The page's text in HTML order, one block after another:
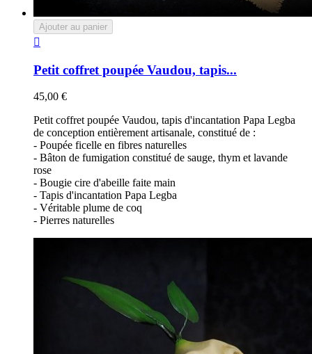
Ajouter au panier

Petit coffret poupée Vaudou, tapis...
45,00 €
Petit coffret poupée Vaudou, tapis d'incantation Papa Legba
de conception entièrement artisanale, constitué de :
- Poupée ficelle en fibres naturelles
- Bâton de fumigation constitué de sauge, thym et lavande
rose
- Bougie cire d'abeille faite main
- Tapis d'incantation Papa Legba
- Véritable plume de coq
- Pierres naturelles